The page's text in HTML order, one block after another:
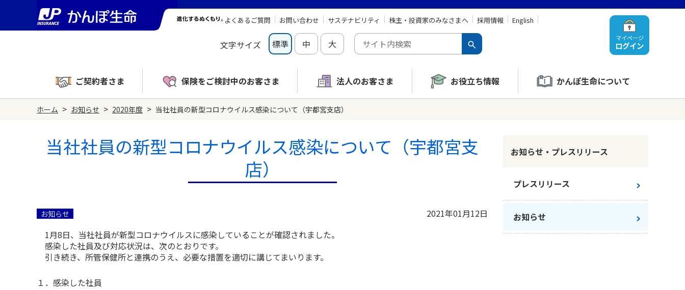
マイページ
ログイン
よくあるご質問 お問い合わせ サステナビリティ 株主・投資家のみなさまへ 採用情報 English
文字サイズ 標準 中 大
ご契約者さま 保険をご検討中のお客さま 法人のお客さま お役立ち情報 かんぽ生命について
ホーム > お知らせ > 2020年度 > 当社社員の新型コロナウイルス感染について（宇都宮支店）
当社社員の新型コロナウイルス感染について（宇都宮支
店）
お知らせ
2021年01月12日
1月8日、当社社員が新型コロナウイルスに感染していることが確認されました。
感染した社員及び対応状況は、次のとおりです。
引き続き、所管保健所と連携のうえ、必要な措置を適切に講じてまいります。
１．感染した社員
お知らせ・プレスリリース
プレスリリース
お知らせ